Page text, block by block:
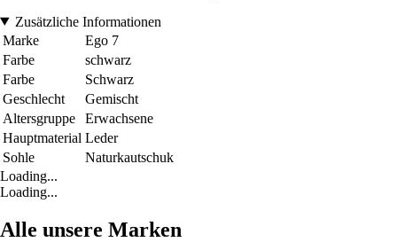
Zusätzliche Informationen
Marke
Ego 7
Farbe
schwarz
Farbe
Schwarz
Geschlecht
Gemischt
Altersgruppe
Erwachsene
Hauptmaterial Leder
Sohle
Naturkautschuk
Loading...
Loading...
Alle unsere Marken